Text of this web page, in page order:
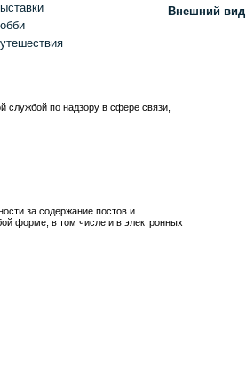
Внешний вид
по надзору в сфере связи,
за содержание постов и
форме, в том числе и в электронных